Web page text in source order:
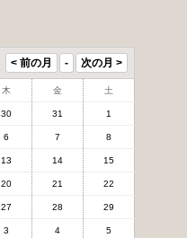
木 金 土
30 31 1
6 7 8
13 14 15
20 21 22
27 28 29
3 4 5